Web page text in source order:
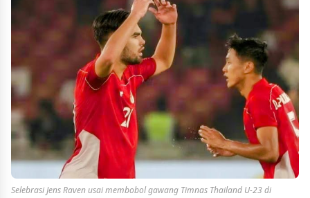
Selebrasi Jens Raven usai membobol gawang Timnas Thailand U-23 di